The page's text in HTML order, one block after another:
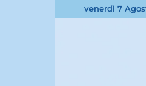
venerdì 7